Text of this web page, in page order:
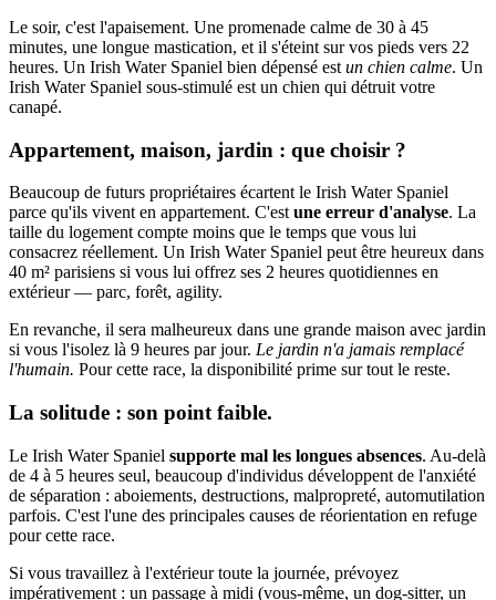
Le soir, c'est l'apaisement. Une promenade calme de 30 à 45
minutes, une longue mastication, et il s'éteint sur vos pieds vers 22
heures. Un Irish Water Spaniel bien dépensé est un chien calme. Un
Irish Water Spaniel sous-stimulé est un chien qui détruit votre
canapé.
Appartement, maison, jardin : que choisir ?
Beaucoup de futurs propriétaires écartent le Irish Water Spaniel
parce qu'ils vivent en appartement. C'estune erreur d'analyse. La
taille du logement compte moins que le temps que vous lui
consacrez réellement. Un Irish Water Spaniel peut être heureux dans
40 m² parisiens si vous lui offrez ses 2 heures quotidiennes en
extérieur — parc, forêt, agility.
En revanche, il sera malheureux dans une grande maison avec jardin
si vous l'isolez là 9 heures par jour. Le jardin n'a jamais remplacé
l'humain. Pour cette race, la disponibilité prime sur tout le reste.
La solitude : son point faible.
Le Irish Water Spaniel supporte mal les longues absences. Au-delà
de 4 à 5 heures seul, beaucoup d'individus développent de l'anxiété
de séparation : aboiements, destructions, malpropreté, automutilation
parfois. C'est l'une des principales causes de réorientation en refuge
pour cette race.
Si vous travaillez à l'extérieur toute la journée, prévoyez
impérativement : un passage à midi (vous-même, un dog-sitter, un